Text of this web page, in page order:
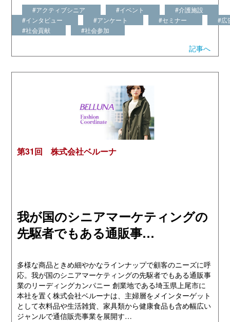
#アクティブシニア #イベント
#介護施設
#インタビュー
#アンケート #セミナー
#広
#社会貢献
#社会参加
記事へ
第31回 株式会社ベルーナ
我が国のシニアマーケティングの
先駆者でもある通販事…
多様な商品ときめ細やかなラインナップで顧客のニーズに呼
応。我が国のシニアマーケティングの先駆者でもある通販事
業のリーディングカンパニー 創業地である埼玉県上尾市に
本社を置く株式会社ベルーナは、主婦層をメインターゲット
として衣料品や生活雑貨、家具類から健康食品も含め幅広い
ジャンルで通信販売事業を展開す…